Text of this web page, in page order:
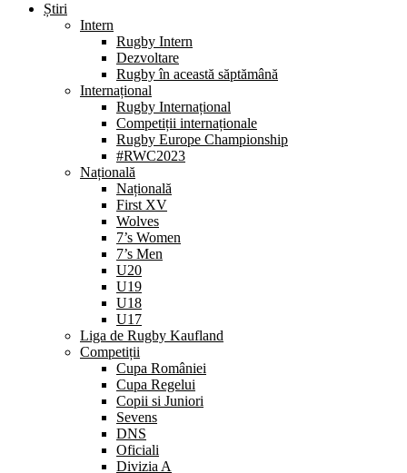
Știri
Intern
Rugby Intern
Dezvoltare
Rugby în această săptămână
Internațional
Rugby Internațional
Competiții internaționale
Rugby Europe Championship
#RWC2023
Națională
Națională
First XV
Wolves
7’s Women
7’s Men
U20
U19
U18
U17
Liga de Rugby Kaufland
Competiții
Cupa României
Cupa Regelui
Copii si Juniori
Sevens
DNS
Oficiali
Divizia A